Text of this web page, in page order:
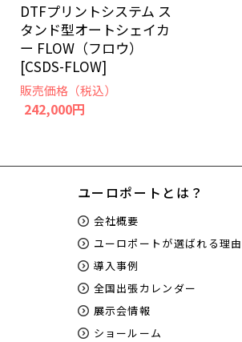
DTFプリントシステム ス
タンド型オートシェイカ
ー FLOW（フロウ）
[CSDS-FLOW]
販売価格（税込）
242,000円
ユーロポートとは？
会社概要
ユーロポートが選ばれる理由
導入事例
全国出張カレンダー
展示会情報
ショールーム